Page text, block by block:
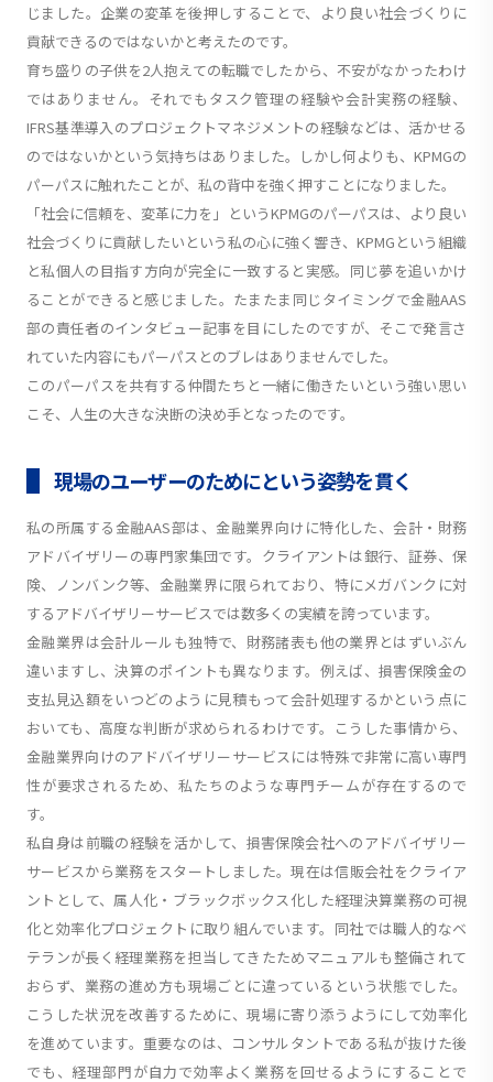
じました。企業の変革を後押しすることで、より良い社会づくりに
貢献できるのではないかと考えたのです。
育ち盛りの子供を2人抱えての転職でしたから、不安がなかったわけ
ではありません。それでもタスク管理の経験や会計実務の経験、
IFRS基準導入のプロジェクトマネジメントの経験などは、活かせる
のではないかという気持ちはありました。しかし何よりも、KPMGの
パーパスに触れたことが、私の背中を強く押すことになりました。
「社会に信頼を、変革に力を」というKPMGのパーパスは、より良い
社会づくりに貢献したいという私の心に強く響き、KPMGという組織
と私個人の目指す方向が完全に一致すると実感。同じ夢を追いかけ
ることができると感じました。たまたま同じタイミングで金融AAS
部の責任者のインタビュー記事を目にしたのですが、そこで発言さ
れていた内容にもパーパスとのブレはありませんでした。
このパーパスを共有する仲間たちと一緒に働きたいという強い思い
こそ、人生の大きな決断の決め手となったのです。
現場のユーザーのためにという姿勢を貫く
私の所属する金融AAS部は、金融業界向けに特化した、会計・財務
アドバイザリーの専門家集団です。クライアントは銀行、証券、保
険、ノンバンク等、金融業界に限られており、特にメガバンクに対
するアドバイザリーサービスでは数多くの実績を誇っています。
金融業界は会計ルールも独特で、財務諸表も他の業界とはずいぶん
違いますし、決算のポイントも異なります。例えば、損害保険金の
支払見込額をいつどのように見積もって会計処理するかという点に
おいても、高度な判断が求められるわけです。こうした事情から、
金融業界向けのアドバイザリーサービスには特殊で非常に高い専門
性が要求されるため、私たちのような専門チームが存在するので
す。
私自身は前職の経験を活かして、損害保険会社へのアドバイザリー
サービスから業務をスタートしました。現在は信販会社をクライア
ントとして、属人化・ブラックボックス化した経理決算業務の可視
化と効率化プロジェクトに取り組んでいます。同社では職人的なベ
テランが長く経理業務を担当してきたためマニュアルも整備されて
おらず、業務の進め方も現場ごとに違っているという状態でした。
こうした状況を改善するために、現場に寄り添うようにして効率化
を進めています。重要なのは、コンサルタントである私が抜けた後
でも、経理部門が自力で効率よく業務を回せるようにすることで